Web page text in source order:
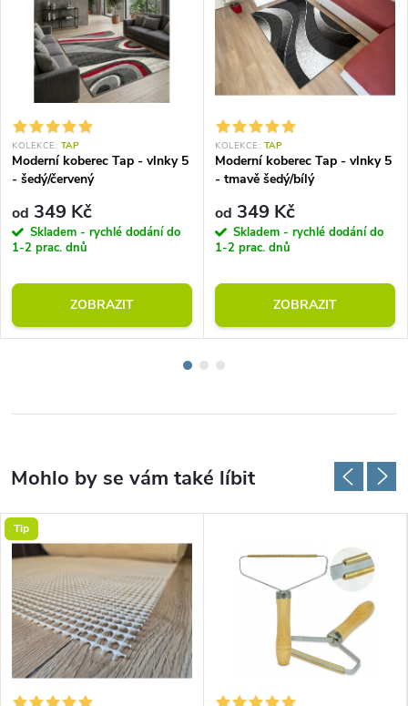
KOLEKCE: TAP
Moderní koberec Tap - vlnky 5
- šedý/červený
od 349 Kč
Skladem - rychlé dodání do
1-2 prac. dnů
ZOBRAZIT
KOLEKCE: TAP
Moderní koberec Tap - vlnky 5
- tmavě šedý/bílý
od 349 Kč
Skladem - rychlé dodání do
1-2 prac. dnů
ZOBRAZIT
Tip